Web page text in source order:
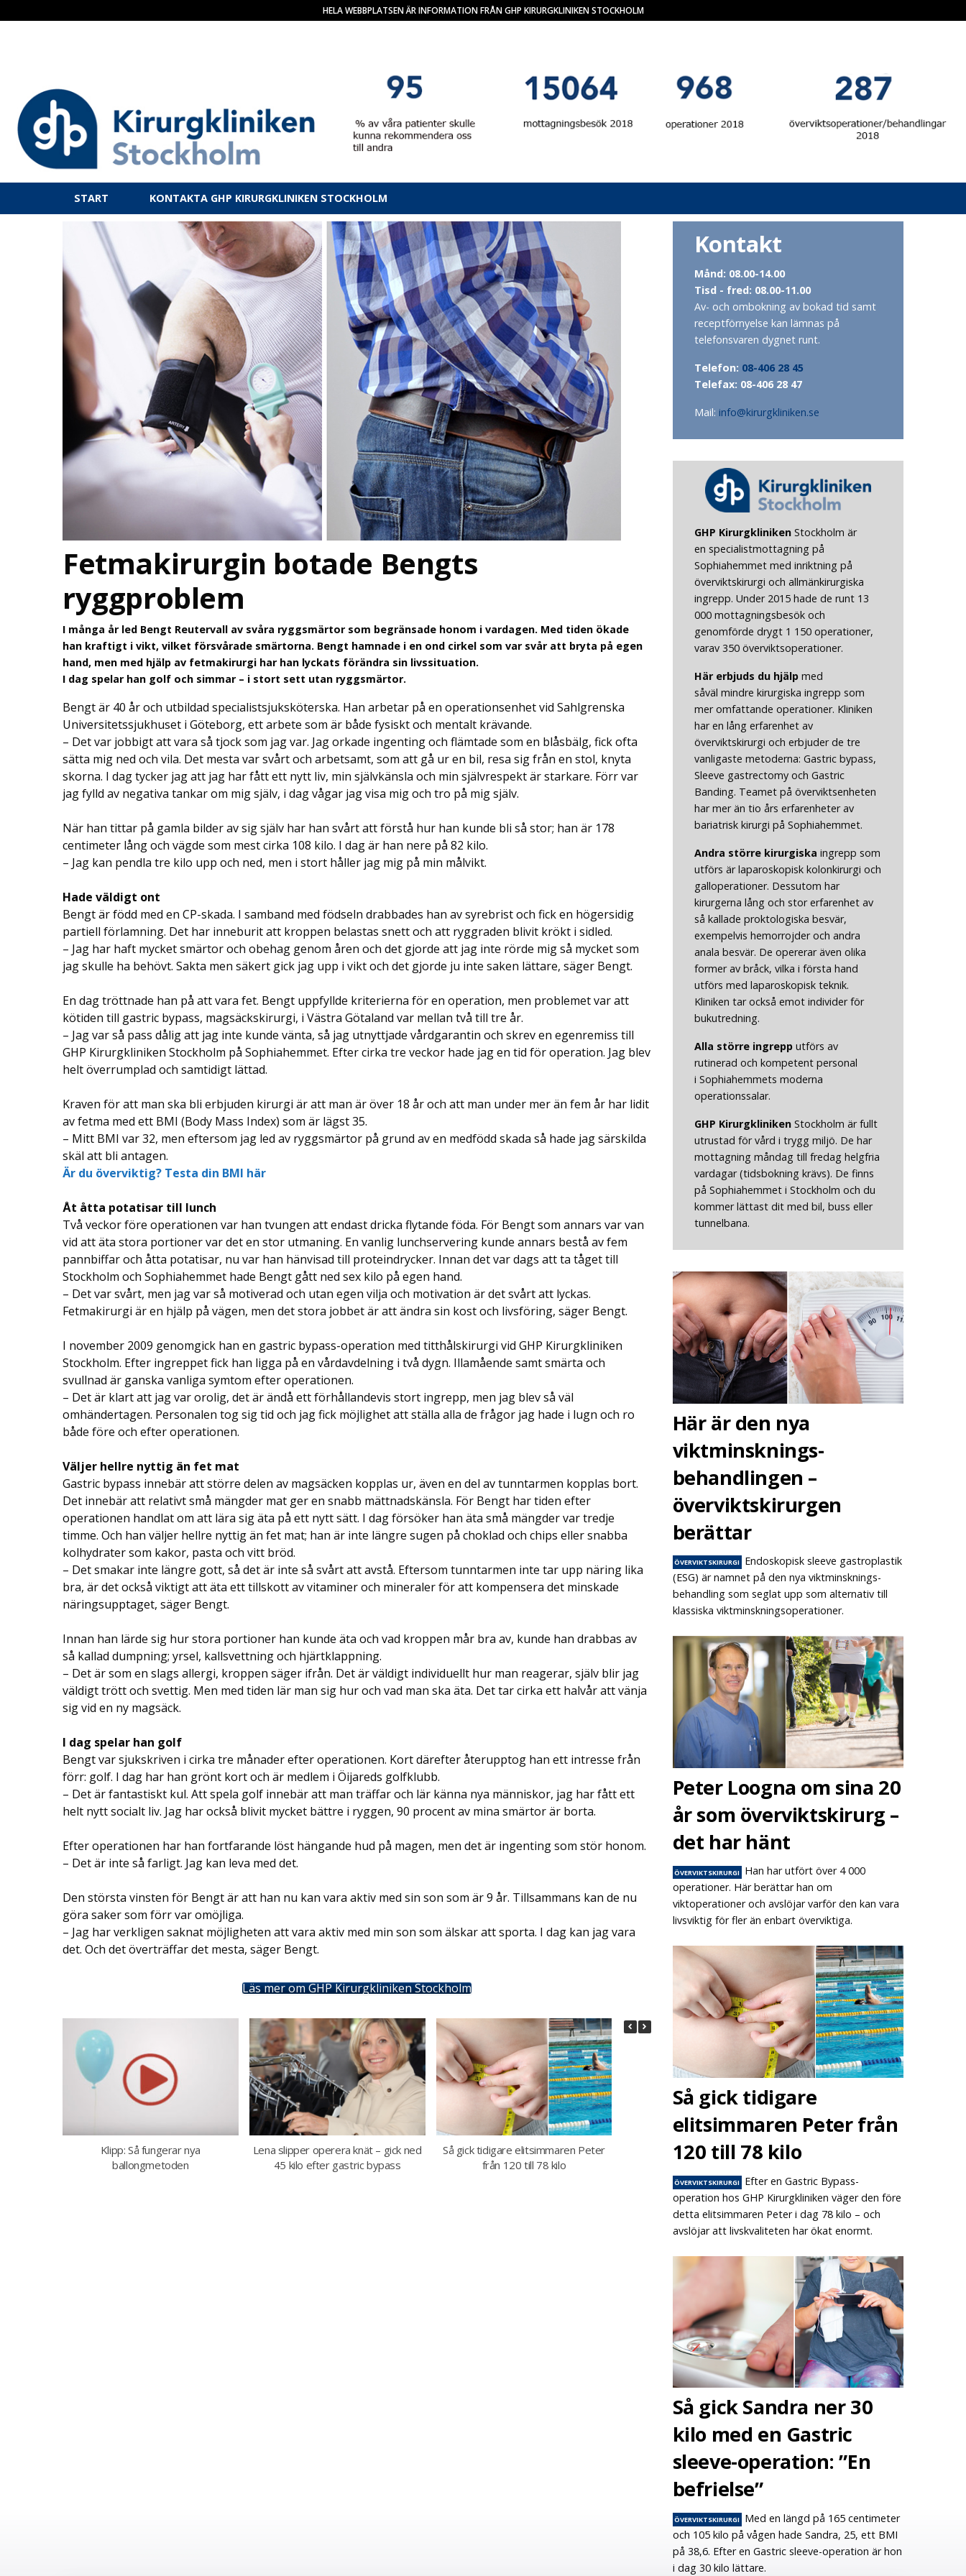
HELA WEBBPLATSEN ÄR INFORMATION FRÅN GHP KIRURGKLINIKEN STOCKHOLM
START KONTAKTA GHP KIRURGKLINIKEN STOCKHOLM
Fetmakirurgin botade Bengts
ryggproblem
I många år led Bengt Reutervall av svåra ryggsmärtor som begränsade honom i vardagen. Med tiden ökade
han kraftigt i vikt, vilket försvårade smärtorna. Bengt hamnade i en ond cirkel som var svår att bryta på egen
hand, men med hjälp av fetmakirurgi har han lyckats förändra sin livssituation.
I dag spelar han golf och simmar – i stort sett utan ryggsmärtor.
Bengt är 40 år och utbildad specialistsjuksköterska. Han arbetar på en operationsenhet vid Sahlgrenska
Universitetssjukhuset i Göteborg, ett arbete som är både fysiskt och mentalt krävande.
– Det var jobbigt att vara så tjock som jag var. Jag orkade ingenting och flämtade som en blåsbälg, fick ofta
sätta mig ned och vila. Det mesta var svårt och arbetsamt, som att gå ur en bil, resa sig från en stol, knyta
skorna. I dag tycker jag att jag har fått ett nytt liv, min självkänsla och min självrespekt är starkare. Förr var
jag fylld av negativa tankar om mig själv, i dag vågar jag visa mig och tro på mig själv.
När han tittar på gamla bilder av sig själv har han svårt att förstå hur han kunde bli så stor; han är 178
centimeter lång och vägde som mest cirka 108 kilo. I dag är han nere på 82 kilo.
– Jag kan pendla tre kilo upp och ned, men i stort håller jag mig på min målvikt.
Hade väldigt ont
Bengt är född med en CP-skada. I samband med födseln drabbades han av syrebrist och fick en högersidig
partiell förlamning. Det har inneburit att kroppen belastas snett och att ryggraden blivit krökt i sidled.
– Jag har haft mycket smärtor och obehag genom åren och det gjorde att jag inte rörde mig så mycket som
jag skulle ha behövt. Sakta men säkert gick jag upp i vikt och det gjorde ju inte saken lättare, säger Bengt.
En dag tröttnade han på att vara fet. Bengt uppfyllde kriterierna för en operation, men problemet var att
kötiden till gastric bypass, magsäckskirurgi, i Västra Götaland var mellan två till tre år.
– Jag var så pass dålig att jag inte kunde vänta, så jag utnyttjade vårdgarantin och skrev en egenremiss till
GHP Kirurgkliniken Stockholm på Sophiahemmet. Efter cirka tre veckor hade jag en tid för operation. Jag blev
helt överrumplad och samtidigt lättad.
Kraven för att man ska bli erbjuden kirurgi är att man är över 18 år och att man under mer än fem år har lidit
av fetma med ett BMI (Body Mass Index) som är lägst 35.
– Mitt BMI var 32, men eftersom jag led av ryggsmärtor på grund av en medfödd skada så hade jag särskilda
skäl att bli antagen.
Är du överviktig? Testa din BMI här
Åt åtta potatisar till lunch
Två veckor före operationen var han tvungen att endast dricka flytande föda. För Bengt som annars var van
vid att äta stora portioner var det en stor utmaning. En vanlig lunchservering kunde annars bestå av fem
pannbiffar och åtta potatisar, nu var han hänvisad till proteindrycker. Innan det var dags att ta tåget till
Stockholm och Sophiahemmet hade Bengt gått ned sex kilo på egen hand.
– Det var svårt, men jag var så motiverad och utan egen vilja och motivation är det svårt att lyckas.
Fetmakirurgi är en hjälp på vägen, men det stora jobbet är att ändra sin kost och livsföring, säger Bengt.
I november 2009 genomgick han en gastric bypass-operation med titthålskirurgi vid GHP Kirurgkliniken
Stockholm. Efter ingreppet fick han ligga på en vårdavdelning i två dygn. Illamående samt smärta och
svullnad är ganska vanliga symtom efter operationen.
– Det är klart att jag var orolig, det är ändå ett förhållandevis stort ingrepp, men jag blev så väl
omhändertagen. Personalen tog sig tid och jag fick möjlighet att ställa alla de frågor jag hade i lugn och ro
både före och efter operationen.
Väljer hellre nyttig än fet mat
Gastric bypass innebär att större delen av magsäcken kopplas ur, även en del av tunntarmen kopplas bort.
Det innebär att relativt små mängder mat ger en snabb mättnadskänsla. För Bengt har tiden efter
operationen handlat om att lära sig äta på ett nytt sätt. I dag försöker han äta små mängder var tredje
timme. Och han väljer hellre nyttig än fet mat; han är inte längre sugen på choklad och chips eller snabba
kolhydrater som kakor, pasta och vitt bröd.
– Det smakar inte längre gott, så det är inte så svårt att avstå. Eftersom tunntarmen inte tar upp näring lika
bra, är det också viktigt att äta ett tillskott av vitaminer och mineraler för att kompensera det minskade
näringsupptaget, säger Bengt.
Innan han lärde sig hur stora portioner han kunde äta och vad kroppen mår bra av, kunde han drabbas av
så kallad dumpning; yrsel, kallsvettning och hjärtklappning.
– Det är som en slags allergi, kroppen säger ifrån. Det är väldigt individuellt hur man reagerar, själv blir jag
väldigt trött och svettig. Men med tiden lär man sig hur och vad man ska äta. Det tar cirka ett halvår att vänja
sig vid en ny magsäck.
I dag spelar han golf
Bengt var sjukskriven i cirka tre månader efter operationen. Kort därefter återupptog han ett intresse från
förr: golf. I dag har han grönt kort och är medlem i Öijareds golfklubb.
– Det är fantastiskt kul. Att spela golf innebär att man träffar och lär känna nya människor, jag har fått ett
helt nytt socialt liv. Jag har också blivit mycket bättre i ryggen, 90 procent av mina smärtor är borta.
Efter operationen har han fortfarande löst hängande hud på magen, men det är ingenting som stör honom.
– Det är inte så farligt. Jag kan leva med det.
Den största vinsten för Bengt är att han nu kan vara aktiv med sin son som är 9 år. Tillsammans kan de nu
göra saker som förr var omöjliga.
– Jag har verkligen saknat möjligheten att vara aktiv med min son som älskar att sporta. I dag kan jag vara
det. Och det överträffar det mesta, säger Bengt.
Läs mer om GHP Kirurgkliniken Stockholm
Klipp: Så fungerar nya
ballongmetoden
Lena slipper operera knät – gick ned
45 kilo efter gastric bypass
Så gick tidigare elitsimmaren Peter
från 120 till 78 kilo
Här är den nya viktminsknings-
berättar
Kontakt
Månd: 08.00-14.00
Tisd - fred: 08.00-11.00
Av- och ombokning av bokad tid samt
receptförnyelse kan lämnas på
telefonsvaren dygnet runt.
Telefon: 08-406 28 45
Telefax: 08-406 28 47
Mail: info@kirurgkliniken.se
GHP Kirurgkliniken Stockholm är
en specialistmottagning på
Sophiahemmet med inriktning på
överviktskirurgi och allmänkirurgiska
ingrepp. Under 2015 hade de runt 13
000 mottagningsbesök och
genomförde drygt 1 150 operationer,
varav 350 överviktsoperationer.
Här erbjuds du hjälpmed
såväl mindre kirurgiska ingrepp som
mer omfattande operationer. Kliniken
har en lång erfarenhet av
överviktskirurgi och erbjuder de tre
vanligaste metoderna: Gastric bypass,
Sleeve gastrectomy och Gastric
Banding. Teamet på överviktsenheten
har mer än tio års erfarenheter av
bariatrisk kirurgi på Sophiahemmet.
Andra större kirurgiska ingrepp som
utförs är laparoskopisk kolonkirurgi och
galloperationer. Dessutom har
kirurgerna lång och stor erfarenhet av
så kallade proktologiska besvär,
exempelvis hemorrojder och andra
anala besvär. De opererar även olika
former av bråck, vilka i första hand
utförs med laparoskopisk teknik.
Kliniken tar också emot individer för
bukutredning.
Alla större ingrepp utförs av
rutinerad och kompetent personal
i Sophiahemmets moderna
operationssalar.
GHP Kirurgkliniken Stockholm är fullt
utrustad för vård i trygg miljö. De har
mottagning måndag till fredag helgfria
vardagar (tidsbokning krävs). De finns
på Sophiahemmet i Stockholm och du
kommer lättast dit med bil, buss eller
tunnelbana.
Här är den nya
viktminsknings-
behandlingen –
överviktskirurgen
berättar
ÖVERVIKTSKIRURGI
Endoskopisk sleeve gastroplastik
(ESG) är namnet på den nya viktminsknings-
behandling som seglat upp som alternativ till
klassiska viktminskningsoperationer.
Peter Loogna om sina 20
år som överviktskirurg –
det har hänt
ÖVERVIKTSKIRURGI
Han har utfört över 4 000
operationer. Här berättar han om
viktoperationer och avslöjar varför den kan vara
livsviktig för fler än enbart överviktiga.
Så gick tidigare
elitsimmaren Peter från
120 till 78 kilo
ÖVERVIKTSKIRURGI
Efter en Gastric Bypass-
operation hos GHP Kirurgkliniken väger den före
detta elitsimmaren Peter i dag 78 kilo – och
avslöjar att livskvaliteten har ökat enormt.
Så gick Sandra ner 30
kilo med en Gastric
sleeve-operation: ”En
befrielse”
ÖVERVIKTSKIRURGI
Med en längd på 165 centimeter
och 105 kilo på vågen hade Sandra, 25, ett BMI
på 38,6. Efter en Gastric sleeve-operation är hon
i dag 30 kilo lättare.